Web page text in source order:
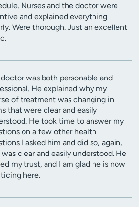
Nurses and the doctor were
and explained everything
Were thorough. Just an excellent
was both personable and
He explained why my
of treatment was changing in
that were clear and easily
He took time to answer my
on a few other health
I asked him and did so, again,
clear and easily understood. He
my trust, and I am glad he is now
here.